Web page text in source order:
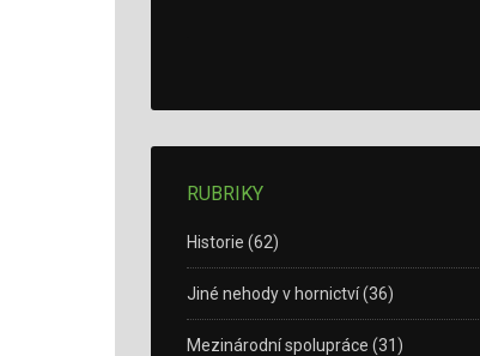
RUBRIKY
Historie (62)
Jiné nehody v hornictví(36)
Mezinárodní spolupráce (31)